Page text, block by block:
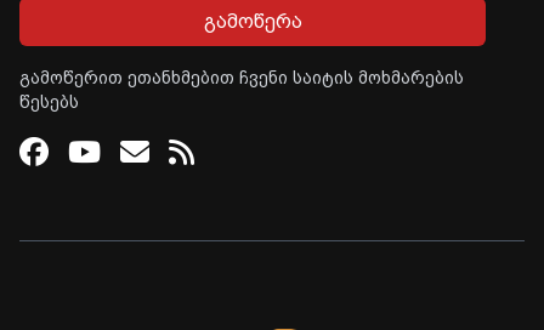
გამოწერა
გამოწერით ეთანხმებით ჩვენი საიტის მოხმარების
წესებს
Facebook
Youtube
Email
RSS